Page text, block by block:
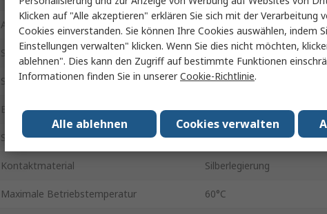
Anschlusstyp Einsteckbar
Schaltstrom 6A
Schaltspannung AC 250V ac
Betriebstemperatur min. -25°C
Schaltspannung DC 250V dc
Kontaktmaterial Silberlegierung
Maximale Betriebstemperatur 60°C
Klicken auf "Alle akzeptieren" erklären Sie sich mit der Verarbeitung
Cookies einverstanden. Sie können Ihre Cookies auswählen, indem
Einstellungen verwalten" klicken. Wenn Sie dies nicht möchten,
ablehnen". Dies kann den Zugriff auf bestimmte Funktionen
Informationen finden Sie in unsererCookie-Richtlinie.
Cookies verwalten
Alle ablehnen